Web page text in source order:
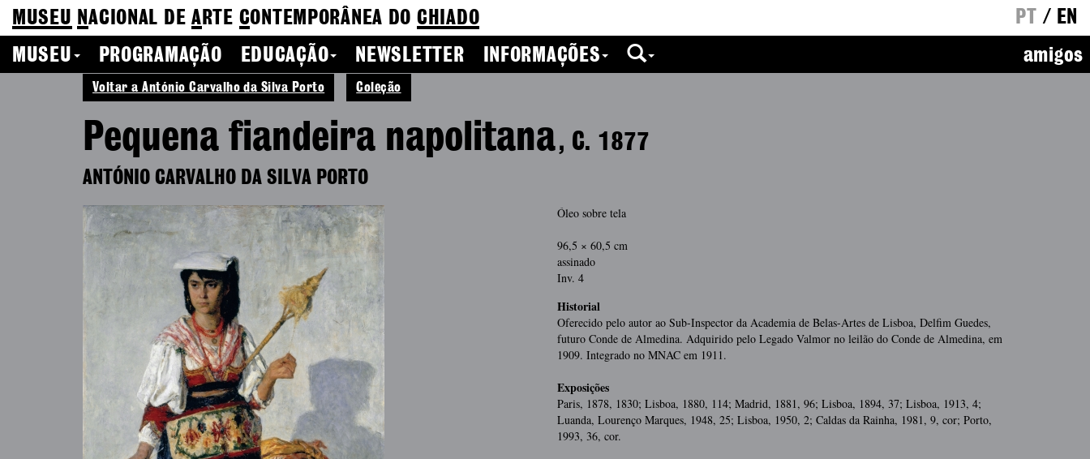
MUSEU NACIONAL DEA RTE CONTEMPORÂNEA DO CHIADO PT / EN
MUSEU
PROGRAMAÇÃO EDUCAÇÃO NEWSLETTER INFORMAÇÕES amigos
Voltar a António Carvalho da Silva Porto Coleção
Pequena fiandeira napolitana, C. 1877
ANTÓNIO CARVALHO DA SILVA PORTO
Óleo sobre tela
96,5 × 60,5 cm
assinado
Inv. 4
Historial
Oferecido pelo autor ao Sub-Inspector da Academia de Belas-Artes de Lisboa, Delfim Guedes,
futuro Conde de Almedina. Adquirido pelo Legado Valmor no leilão do Conde de Almedina, em
1909. Integrado no MNAC em 1911.
Exposições
Paris, 1878, 1830; Lisboa, 1880, 114; Madrid, 1881, 96; Lisboa, 1894, 37; Lisboa, 1913, 4;
Luanda, Lourenço Marques, 1948, 25; Lisboa, 1950, 2; Caldas da Rainha, 1981, 9, cor; Porto,
1993, 36, cor.